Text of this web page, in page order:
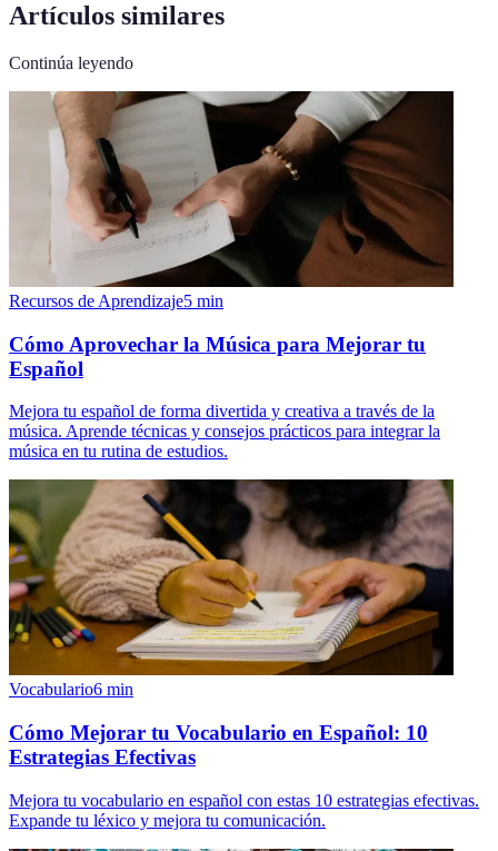
Artículos similares
Continúa leyendo
Recursos de Aprendizaje5 min
Cómo Aprovechar la Música para Mejorar tu
Español
Mejora tu español de forma divertida y creativa a través de la
música. Aprende técnicas y consejos prácticos para integrar la
música en tu rutina de estudios.
Vocabulario6 min
Cómo Mejorar tu Vocabulario en Español: 10
Estrategias Efectivas
Mejora tu vocabulario en español con estas 10 estrategias efectivas.
Expande tu léxico y mejora tu comunicación.